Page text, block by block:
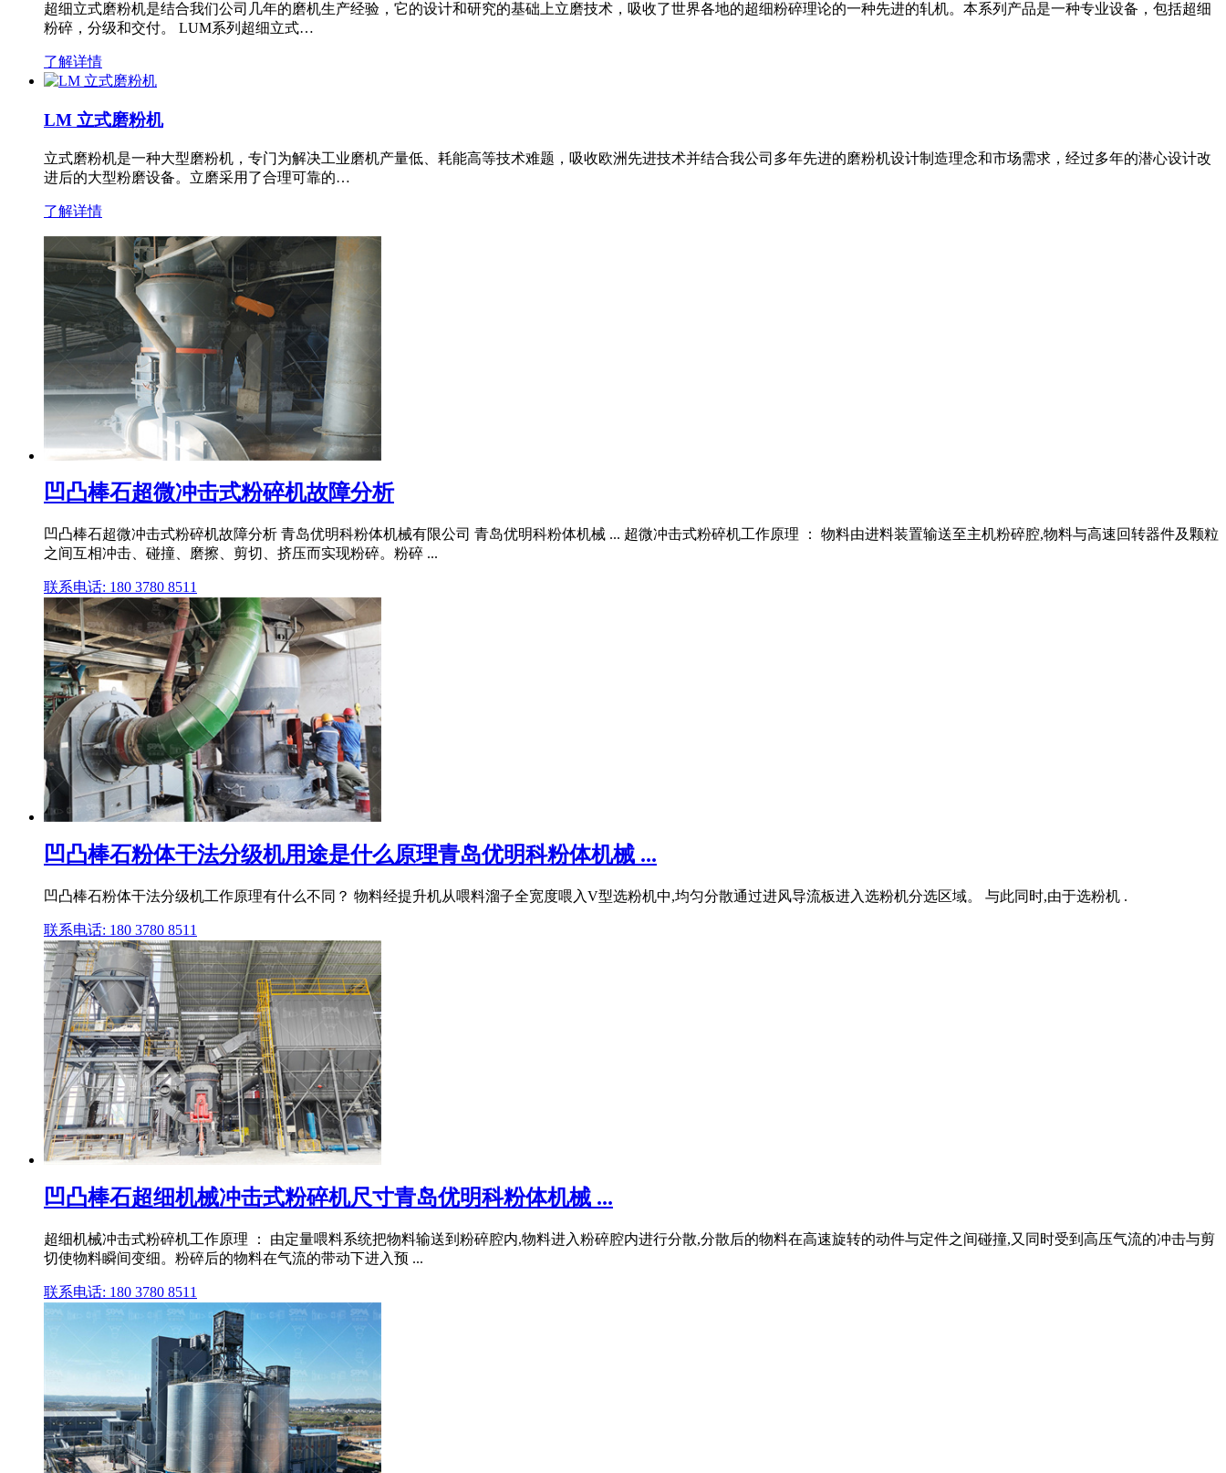
超细立式磨粉机是结合我们公司几年的磨机生产经验，它的设计和研究的基础上立磨技术，吸收了世界各地的超细粉碎理论的一种先进的轧机。本系列产品是一种专业设备，包括超细
粉碎，分级和交付。 LUM系列超细立式…
了解详情
LM 立式磨粉机
立式磨粉机是一种大型磨粉机，专门为解决工业磨机产量低、耗能高等技术难题，吸收欧洲先进技术并结合我公司多年先进的磨粉机设计制造理念和市场需求，经过多年的潜心设计改
进后的大型粉磨设备。立磨采用了合理可靠的…
了解详情
凹凸棒石超微冲击式粉碎机故障分析
凹凸棒石超微冲击式粉碎机故障分析 青岛优明科粉体机械有限公司 青岛优明科粉体机械 ... 超微冲击式粉碎机工作原理 ： 物料由进料装置输送至主机粉碎腔,物料与高速回转器件及颗粒
之间互相冲击、碰撞、磨擦、剪切、挤压而实现粉碎。粉碎 ...
联系电话: 180 3780 8511
凹凸棒石粉体干法分级机用途是什么原理青岛优明科粉体机械 ...
凹凸棒石粉体干法分级机工作原理有什么不同？ 物料经提升机从喂料溜子全宽度喂入V型选粉机中,均匀分散通过进风导流板进入选粉机分选区域。 与此同时,由于选粉机 .
联系电话: 180 3780 8511
凹凸棒石超细机械冲击式粉碎机尺寸青岛优明科粉体机械 ...
超细机械冲击式粉碎机工作原理 ： 由定量喂料系统把物料输送到粉碎腔内,物料进入粉碎腔内进行分散,分散后的物料在高速旋转的动件与定件之间碰撞,又同时受到高压气流的冲击与剪
切使物料瞬间变细。粉碎后的物料在气流的带动下进入预 ...
联系电话: 180 3780 8511